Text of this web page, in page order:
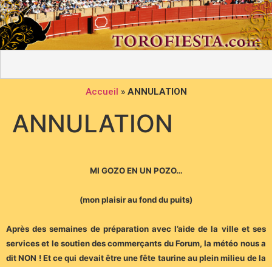
Accueil » ANNULATION
ANNULATION
MI GOZO EN UN POZO…
(mon plaisir au fond du puits)
Après des semaines de préparation avec l’aide de la ville et ses
services et le soutien des commerçants du Forum, la météo nous a
dit NON ! Et ce qui devait être une fête taurine au plein milieu de la